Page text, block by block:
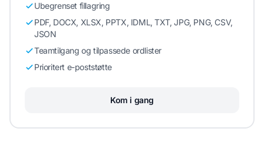
Ubegrenset fillagring
PDF, DOCX, XLSX, PPTX, IDML, TXT, JPG, PNG, CSV,
JSON
Teamtilgang og tilpassede ordlister
Prioritert e-poststøtte
Kom i gang